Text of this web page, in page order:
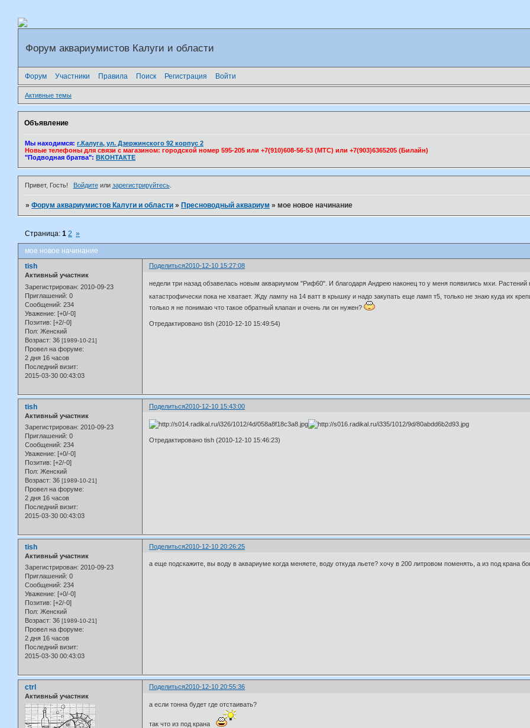
Форум аквариумистов Калуги и области
Форум Участники Правила Поиск Регистрация Войти
Активные темы
Объявление
Мы находимся: г.Калуга, ул. Дзержинского 92 корпус 2
Новые телефоны для связи с магазином: городской номер 595-205 или +7(910)608-56-53 (МТС) или +7(903)6365205 (Билайн)
"Подводная братва": ВКОНТАКТЕ
Привет, Гость! Войдитеили зарегистрируйтесь.
»Форум аквариумистов Калуги и области » Пресноводный аквариум »мое новое начинание
мое новое начинание
Страница:1 2 »
Поделиться2010-12-10 15:27:08
tish
Активный участник
Зарегистрирован: 2010-09-23
Приглашений: 0
Сообщений: 234
Уважение: [+0/-0]
Позитив: [+2/-0]
Пол: Женский
Возраст: 36 [1989-10-21]
Провел на форуме:
2 дня 16 часов
Последний визит:
2015-03-30 00:43:03
недели три назад обзавелась новым аквариумом "Риф60". И благодаря Андрею наконец то у меня появились мхи.
катастрофически пока не хватает. Жду лампу на 14 ватт в крышку и надо закупать еще ламп т5, только не знаю куда их
только я не понимаю что такое обратный клапан и очень ли он нужен?
Отредактировано tish (2010-12-10 15:49:54)
Поделиться2010-12-10 15:43:00
tish
Активный участник
Зарегистрирован: 2010-09-23
Приглашений: 0
Сообщений: 234
Уважение: [+0/-0]
Позитив: [+2/-0]
Пол: Женский
Возраст: 36 [1989-10-21]
Провел на форуме:
2 дня 16 часов
Последний визит:
2015-03-30 00:43:03
Отредактировано tish (2010-12-10 15:46:23)
Поделиться2010-12-10 20:26:25
tish
Активный участник
Зарегистрирован: 2010-09-23
Приглашений: 0
Сообщений: 234
Уважение: [+0/-0]
Позитив: [+2/-0]
Пол: Женский
Возраст: 36 [1989-10-21]
Провел на форуме:
2 дня 16 часов
Последний визит:
2015-03-30 00:43:03
а еще подскажите, вы воду в аквариуме когда меняете, воду откуда льете? хочу в 200 литровом поменять, а из под крана
Поделиться2010-12-10 20:55:36
ctrl
Активный участник
а если тонна будет где отстаивать?
так что из под крана